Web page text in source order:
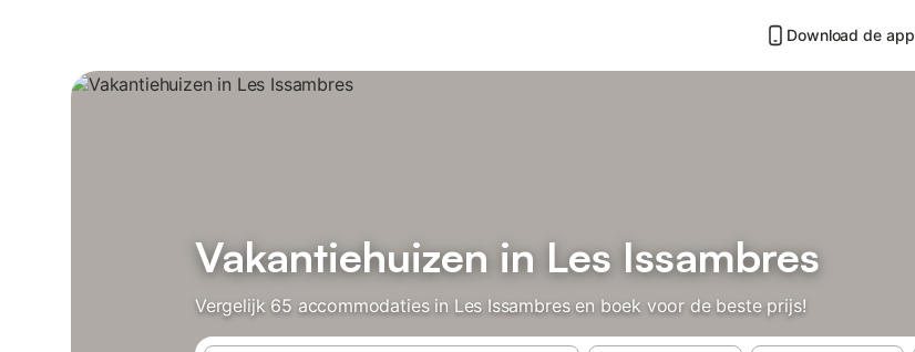
Download de app
Vakantiehuizen in Les Issambres
Vergelijk 65 accommodaties in Les Issambres en boek voor de beste prijs!